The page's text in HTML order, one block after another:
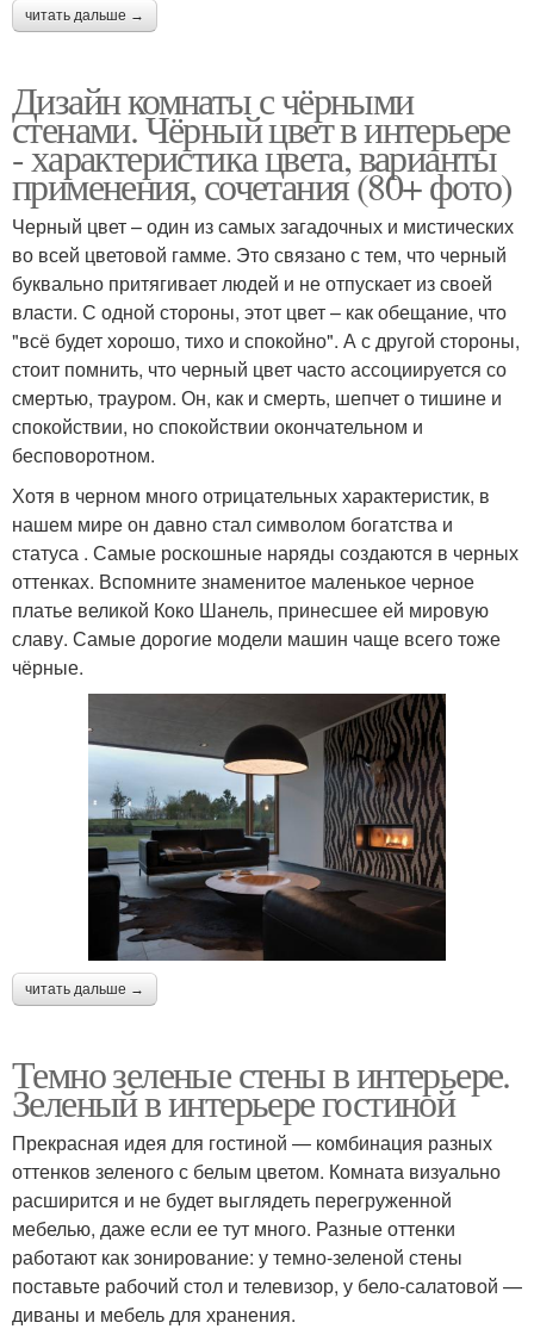
читать дальше →
Дизайн комнаты с чёрными
стенами. Чёрный цвет в интерьере
- характеристика цвета, варианты
применения, сочетания (80+ фото)
Черный цвет – один из самых загадочных и мистических
во всей цветовой гамме. Это связано с тем, что черный
буквально притягивает людей и не отпускает из своей
власти. С одной стороны, этот цвет – как обещание, что
"всё будет хорошо, тихо и спокойно". А с другой стороны,
стоит помнить, что черный цвет часто ассоциируется со
смертью, трауром. Он, как и смерть, шепчет о тишине и
спокойствии, но спокойствии окончательном и
бесповоротном.
Хотя в черном много отрицательных характеристик, в
нашем мире он давно стал символом богатства и
статуса . Самые роскошные наряды создаются в черных
оттенках. Вспомните знаменитое маленькое черное
платье великой Коко Шанель, принесшее ей мировую
славу. Самые дорогие модели машин чаще всего тоже
чёрные.
читать дальше →
Темно зеленые стены в интерьере.
Зеленый в интерьере гостиной
Прекрасная идея для гостиной — комбинация разных
оттенков зеленого с белым цветом. Комната визуально
расширится и не будет выглядеть перегруженной
мебелью, даже если ее тут много. Разные оттенки
работают как зонирование: у темно-зеленой стены
поставьте рабочий стол и телевизор, у бело-салатовой —
диваны и мебель для хранения.